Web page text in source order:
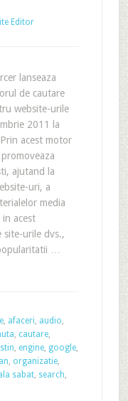
Editor
lanseaza
de cautare
website-urile
2011 la
acest motor
ajutand la
uri, a
media
in acest
urile dvs.,
…
, afaceri, audio,
, cautare,
, engine, google,
, organizatie,
sabat, search,